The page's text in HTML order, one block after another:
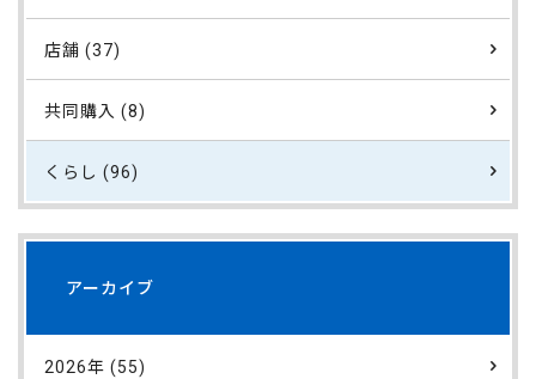
店舗 (37)
共同購入 (8)
くらし (96)
アーカイブ
2026年 (55)